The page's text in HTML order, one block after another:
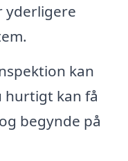
yderligere
kan
hurtigt kan få
begynde på